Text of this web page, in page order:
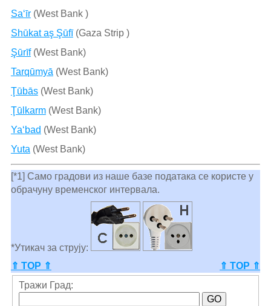
Sa‘īr(West Bank )
Shūkat aş Şūfī(Gaza Strip )
Şūrīf(West Bank)
Tarqūmyā (West Bank)
Ţūbās(West Bank)
Ţūlkarm(West Bank)
Ya‘bad (West Bank)
Yuta (West Bank)
[*1] Само градови из наше базе података се користе у
обрачуну временског интервала.
*Утикач за струју:
⇑ TOP ⇑
⇑ TOP ⇑
Тражи Град: